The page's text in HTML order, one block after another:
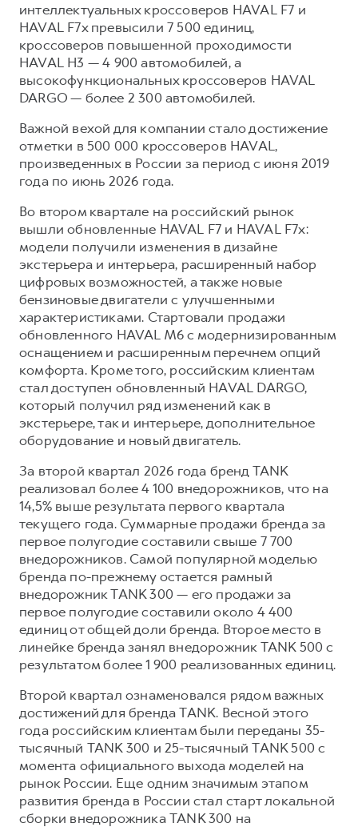
интеллектуальных кроссоверов HAVAL F7 и
HAVAL F7x превысили 7 500 единиц,
кроссоверов повышенной проходимости
HAVAL H3 — 4 900 автомобилей, а
высокофункциональных кроссоверов HAVAL
DARGO — более 2 300 автомобилей.
Важной вехой для компании стало достижение
отметки в 500 000 кроссоверов HAVAL,
произведенных в России за период с июня 2019
года по июнь 2026 года.
Во втором квартале на российский рынок
вышли обновленные HAVAL F7 и HAVAL F7x:
модели получили изменения в дизайне
экстерьера и интерьера, расширенный набор
цифровых возможностей, а также новые
бензиновые двигатели с улучшенными
характеристиками. Стартовали продажи
обновленного HAVAL M6 с модернизированным
оснащением и расширенным перечнем опций
комфорта. Кроме того, российским клиентам
стал доступен обновленный HAVAL DARGO,
который получил ряд изменений как в
экстерьере, так и интерьере, дополнительное
оборудование и новый двигатель.
За второй квартал 2026 года бренд TANK
реализовал более 4 100 внедорожников, что на
14,5% выше результата первого квартала
текущего года. Суммарные продажи бренда за
первое полугодие составили свыше 7 700
внедорожников. Самой популярной моделью
бренда по-прежнему остается рамный
внедорожник TANK 300 — его продажи за
первое полугодие составили около 4 400
единиц от общей доли бренда. Второе место в
линейке бренда занял внедорожник TANK 500 с
результатом более 1 900 реализованных единиц.
Второй квартал ознаменовался рядом важных
достижений для бренда TANK. Весной этого
года российским клиентам были переданы 35-
тысячный TANK 300 и 25-тысячный TANK 500 с
момента официального выхода моделей на
рынок России. Еще одним значимым этапом
развития бренда в России стал старт локальной
сборки внедорожника TANK 300 на